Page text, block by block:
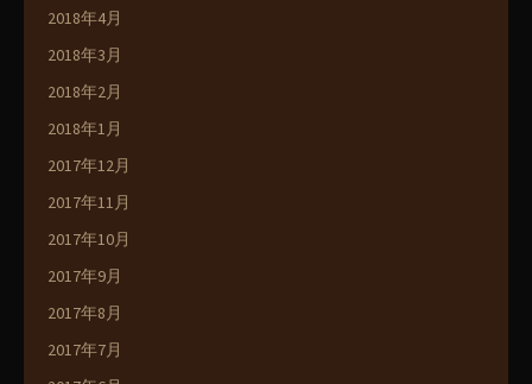
2018年4月
2018年3月
2018年2月
2018年1月
2017年12月
2017年11月
2017年10月
2017年9月
2017年8月
2017年7月